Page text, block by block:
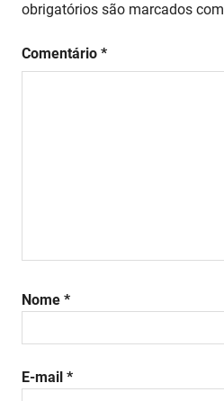
obrigatórios são marcados com
Comentário *
Nome *
E-mail *